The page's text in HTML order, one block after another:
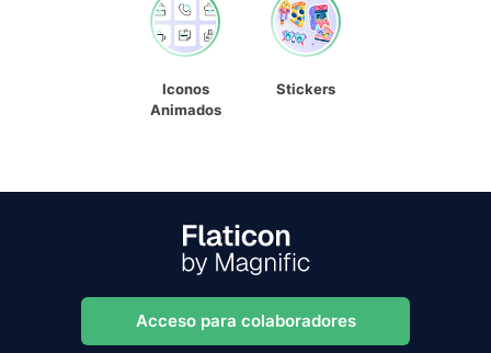
Iconos
Animados
Stickers
Acceso para colaboradores